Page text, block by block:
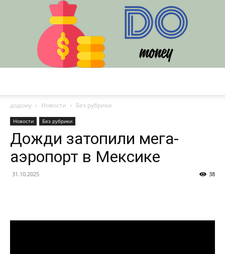
додому
Новости Без рубрики
Новости Без рубрики
Дожди затопили мега-
аэропорт в Мексике
31.10.2025 38